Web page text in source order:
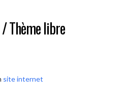
Thème libre
site internet